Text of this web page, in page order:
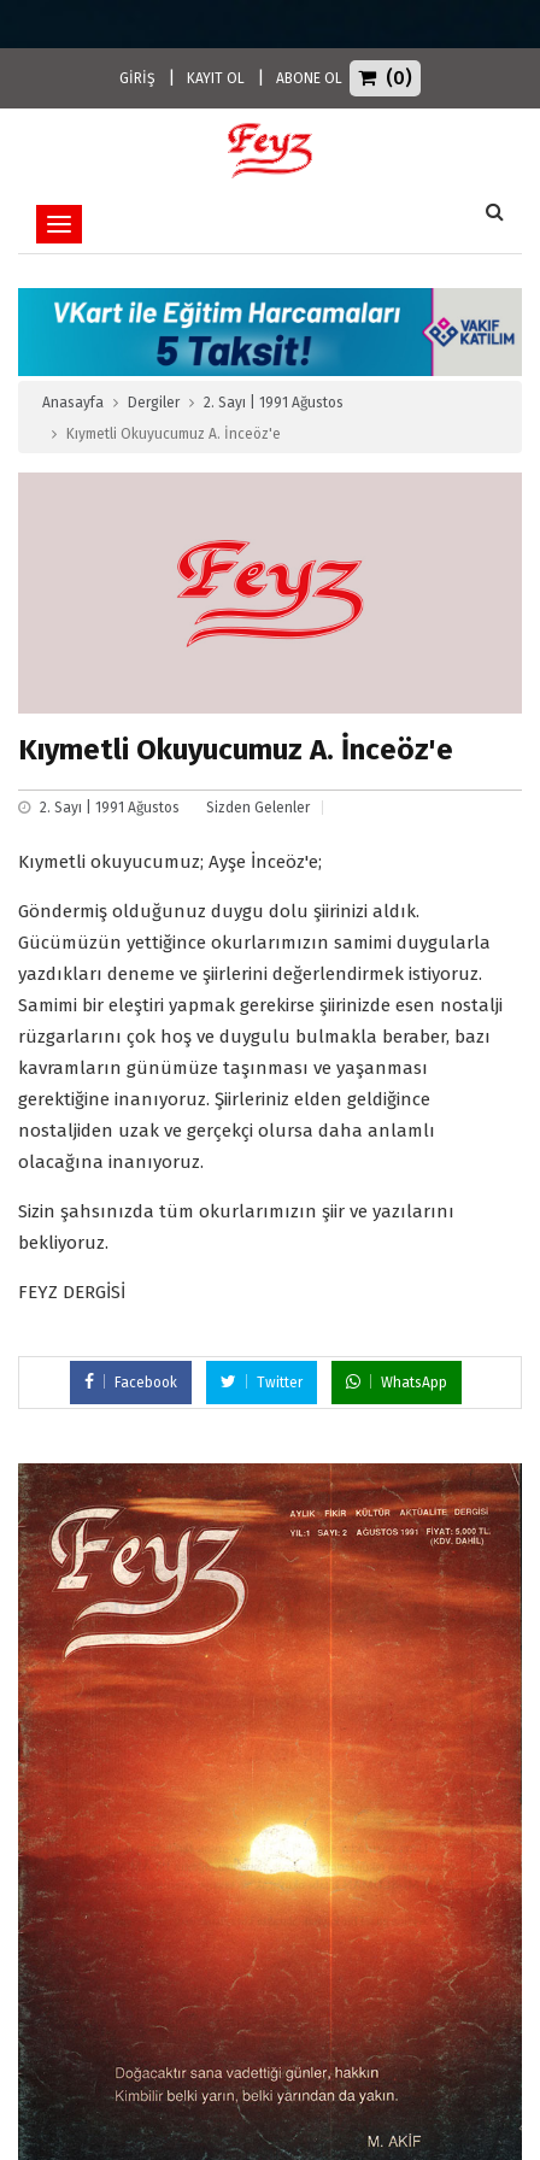
GİRİŞ KAYIT OL ABONE OL (0)
Toggle navigation
Anasayfa Dergiler
2. Sayı | 1991 Ağustos
Kıymetli Okuyucumuz A. İnceöz'e
Kıymetli Okuyucumuz A. İnceöz'e
2. Sayı | 1991 Ağustos Sizden Gelenler
Kıymetli okuyucumuz; Ayşe İnceöz'e;
Göndermiş olduğunuz duygu dolu şiirinizi aldık.
Gücümüzün yettiğince okurlarımızın samimi duygularla
yazdıkları deneme ve şiirlerini değerlendirmek istiyoruz.
Samimi bir eleştiri yapmak gerekirse şiirinizde esen nostalji
rüzgarlarını çok hoş ve duygulu bulmakla beraber, bazı
kavramların günümüze taşınması ve yaşanması
gerektiğine inanıyoruz. Şiirleriniz elden geldiğince
nostaljiden uzak ve gerçekçi olursa daha anlamlı
olacağına inanıyoruz.
Sizin şahsınızda tüm okurlarımızın şiir ve yazılarını
bekliyoruz.
FEYZ DERGİSİ
Facebook Twitter WhatsApp